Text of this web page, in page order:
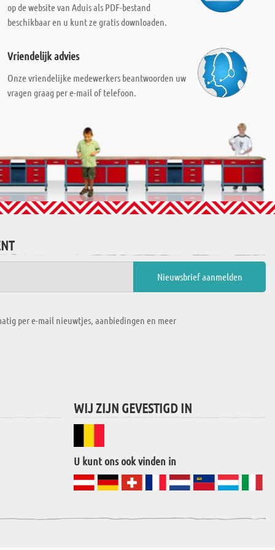
op de website van Aduis als PDF-bestand
beschikbaar en u kunt ze gratis downloaden.
Vriendelijk advies
Onze vriendelijke medewerkers beantwoorden uw
vragen graag per e-mail of telefoon.
per e-mail nieuwtjes, aanbiedingen en meer
WIJ ZIJN GEVESTIGD IN
U kunt ons ook vinden in